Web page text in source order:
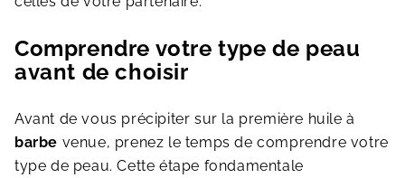
Comprendre votre type de peau
avant de choisir
Avant de vous précipiter sur la première huile à
barbe venue, prenez le temps de comprendre votre
type de peau. Cette étape fondamentale